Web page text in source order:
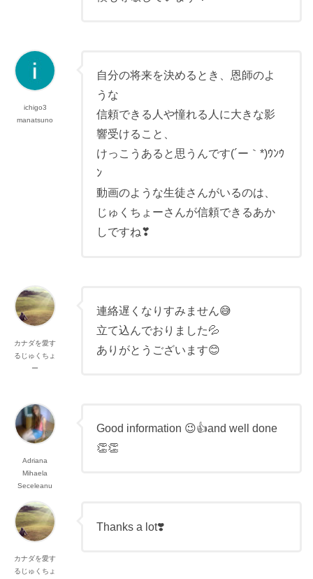
ichigo3
manatsuno
自分の将来を決めるとき、恩師のよ
うな
信頼できる人や憧れる人に大きな影
響受けること、
けっこうあると思うんです(´ー｀*)ｳﾝｳ
ﾝ
動画のような生徒さんがいるのは、
じゅくちょーさんが信頼できるあか
しですね❣
カナダを愛す
るじゅくちょ
ー
連絡遅くなりすみません😅
立て込んでおりました💦
ありがとうございます😊
Adriana
Mihaela
Seceleanu
Good information 😉👍and well done
👏👏
カナダを愛す
るじゅくちょ
Thanks a lot❣️